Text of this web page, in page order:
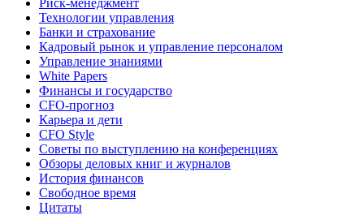
Риск-менеджмент
Технологии управления
Банки и страхование
Кадровый рынок и управление персоналом
Управление знаниями
White Papers
Финансы и государство
CFO-прогноз
Карьера и дети
CFO Style
Советы по выступлению на конференциях
Обзоры деловых книг и журналов
История финансов
Свободное время
Цитаты